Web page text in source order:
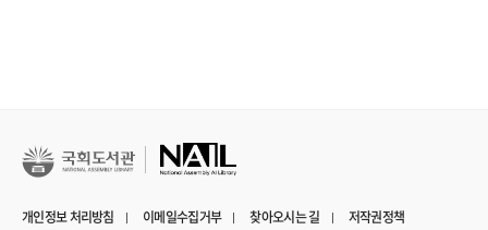
개인정보 처리방침 이메일수집거부 찾아오시는 길 저작권정책